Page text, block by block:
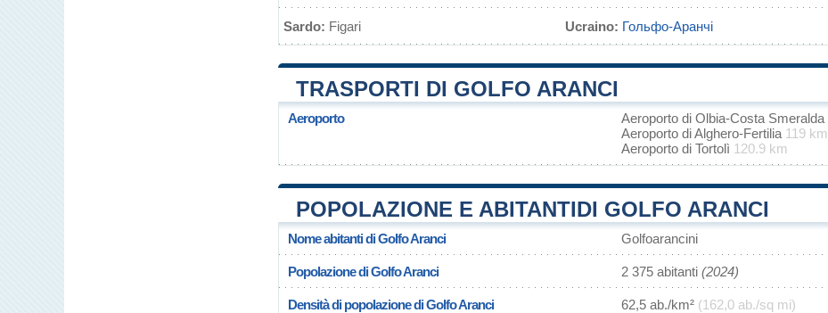
Sardo: Figari Ucraino: Гольфо-Аранчі
TRASPORTI DI GOLFO ARANCI
Aeroporto Aeroporto di Olbia-Costa Smeralda
Aeroporto di Alghero-Fertilia 119 km
Aeroporto di Tortolì 120.9 km
POPOLAZIONE E ABITANTIDI GOLFO ARANCI
Nome abitanti di Golfo Aranci Golfoarancini
Popolazione di Golfo Aranci 2 375 abitanti (2024)
Densità di popolazione di Golfo Aranci 62,5 ab./km² (162,0 ab./sq mi)